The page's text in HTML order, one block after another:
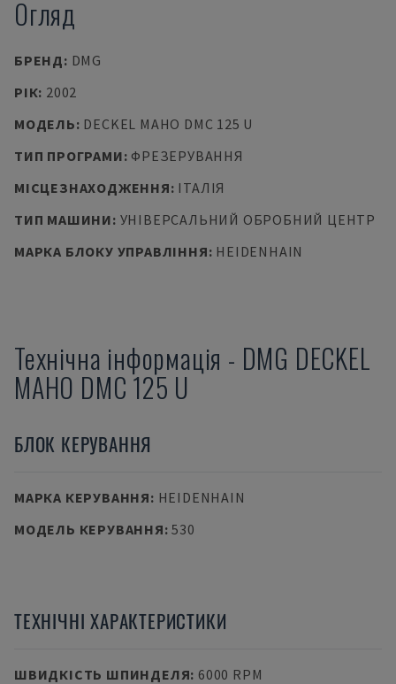
Огляд
БРЕНД: DMG
РІК: 2002
МОДЕЛЬ: DECKEL MAHO DMC 125 U
ТИП ПРОГРАМИ: ФРЕЗЕРУВАННЯ
МІСЦЕЗНАХОДЖЕННЯ: ІТАЛІЯ
ТИП МАШИНИ: УНІВЕРСАЛЬНИЙ ОБРОБНИЙ ЦЕНТР
МАРКА БЛОКУ УПРАВЛІННЯ: HEIDENHAIN
Технічна інформація - DMG DECKEL
MAHO DMC 125 U
БЛОК КЕРУВАННЯ
МАРКА КЕРУВАННЯ: HEIDENHAIN
МОДЕЛЬ КЕРУВАННЯ:530
ТЕХНІЧНІ ХАРАКТЕРИСТИКИ
ШВИДКІСТЬ ШПИНДЕЛЯ: 6000 RPM